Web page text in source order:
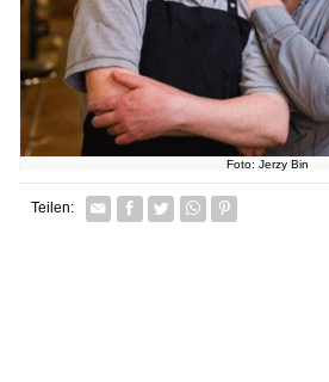
Foto: Jerzy Bin
Teilen: Facebook
TwitterWhatsapp senden
Pin it